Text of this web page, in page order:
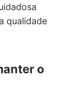
qualidade
o